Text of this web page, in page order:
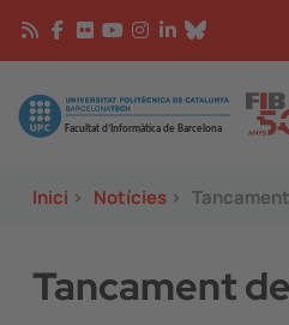
Vés al contingut
Image
Inici > Notícies >
Tancament